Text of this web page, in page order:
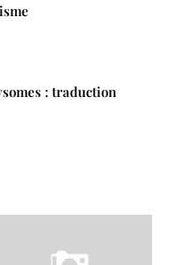
: traduction